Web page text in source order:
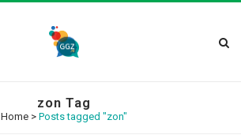
zon Tag
Home > Posts tagged "zon"